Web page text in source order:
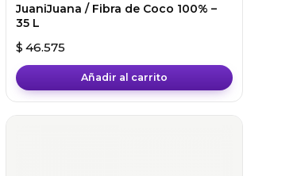
$ 5.300 hasta $ 11.000
JuaniJuana / Fibra de Coco 100% –
35 L
$ 46.575
Añadir al carrito